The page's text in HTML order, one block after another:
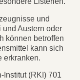
und
und Austern oder
können betroffen
kann sich
erkranken.
Institut (RKI) 701